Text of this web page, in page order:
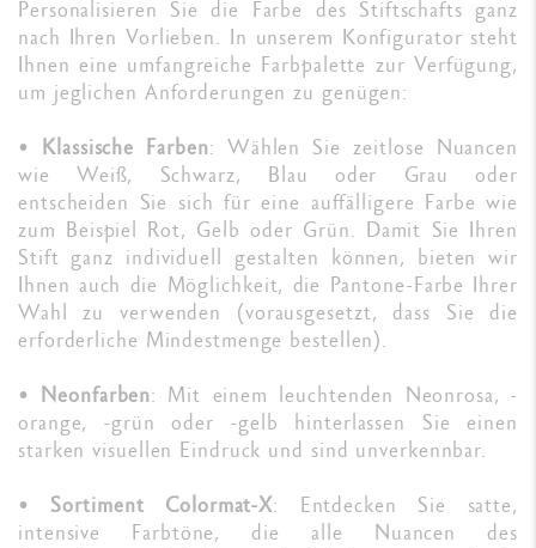
Personalisieren Sie die Farbe des Stiftschafts ganz
nach Ihren Vorlieben. In unserem Konfigurator steht
Ihnen eine umfangreiche Farbpalette zur Verfügung,
um jeglichen Anforderungen zu genügen:
• Klassische Farben: Wählen Sie zeitlose Nuancen
wie Weiß, Schwarz, Blau oder Grau oder
entscheiden Sie sich für eine auffälligere Farbe wie
zum Beispiel Rot, Gelb oder Grün. Damit Sie Ihren
Stift ganz individuell gestalten können, bieten wir
Ihnen auch die Möglichkeit, die Pantone-Farbe Ihrer
Wahl zu verwenden (vorausgesetzt, dass Sie die
erforderliche Mindestmenge bestellen).
• Neonfarben: Mit einem leuchtenden Neonrosa, -
orange, -grün oder -gelb hinterlassen Sie einen
starken visuellen Eindruck und sind unverkennbar.
• Sortiment Colormat-X: Entdecken Sie satte,
intensive Farbtöne, die alle Nuancen des